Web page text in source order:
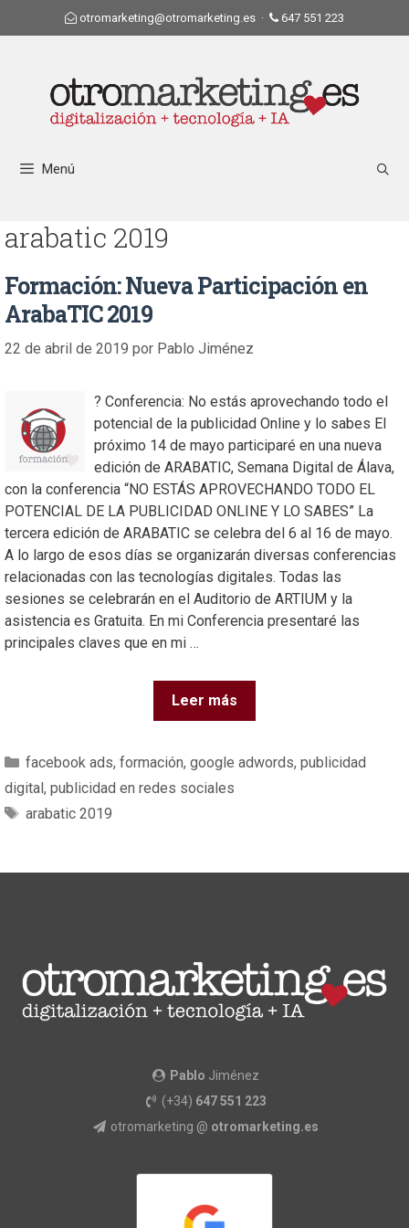
otromarketing@otromarketing.es · 647 551 223
Menú
arabatic 2019
Formación: Nueva Participación en
ArabaTIC 2019
22 de abril de 2019 por Pablo Jiménez
? Conferencia: No estás aprovechando todo el
potencial de la publicidad Online y lo sabes El
próximo 14 de mayo participaré en una nueva
edición de ARABATIC, Semana Digital de Álava,
con la conferencia “NO ESTÁS APROVECHANDO TODO EL
POTENCIAL DE LA PUBLICIDAD ONLINE Y LO SABES” La
tercera edición de ARABATIC se celebra del 6 al 16 de mayo.
A lo largo de esos días se organizarán diversas conferencias
relacionadas con las tecnologías digitales. Todas las
sesiones se celebrarán en el Auditorio de ARTIUM y la
asistencia es Gratuita. En mi Conferencia presentaré las
principales claves que en mi …
Leer más
facebook ads, formación, google adwords, publicidad
digital, publicidad en redes sociales
arabatic 2019
Pablo Jiménez
(+34) 647 551 223
otromarketing @ otromarketing.es